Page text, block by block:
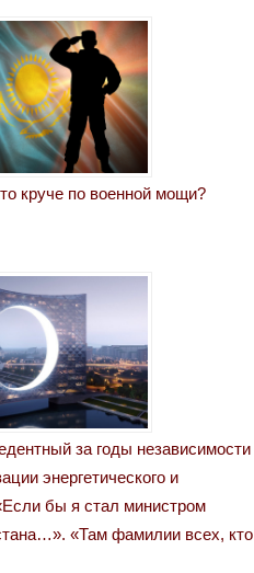
круче по военной мощи?
за годы независимости
энергетического и
бы я стал министром
«Там фамилии всех, кто